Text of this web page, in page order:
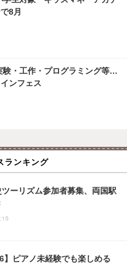
8月
験・工作・プログラミング等…
ンフェス
ランキング
ーリズム参加者募集、両国駅
】ピアノ未経験でも楽しめる